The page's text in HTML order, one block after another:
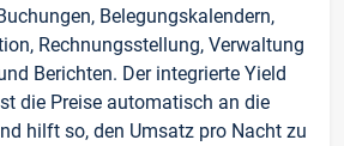
Belegungskalendern,
Rechnungsstellung, Verwaltung
Berichten. Der integrierte Yield
die Preise automatisch an die
hilft so, den Umsatz pro Nacht zu